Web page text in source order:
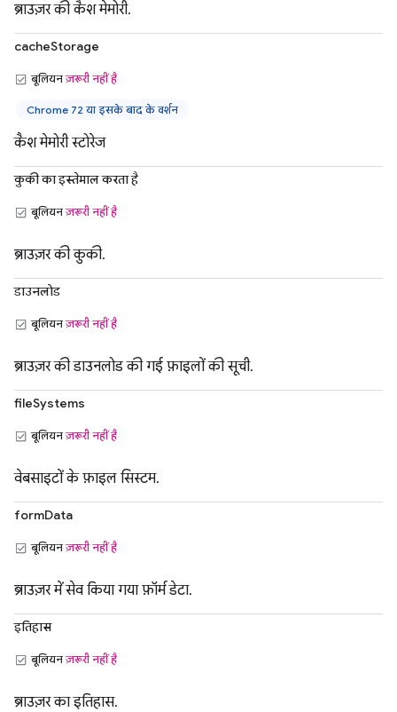
ब्राउज़र की कैश मेमोरी.
cacheStorage
बूलियनज़रूरी नहीं है
Chrome 72 या इसके बाद के वर्शन
कैश मेमोरी स्टोरेज
कुकी का इस्तेमाल करता है
बूलियनज़रूरी नहीं है
ब्राउज़र की कुकी.
डाउनलोड
बूलियनज़रूरी नहीं है
ब्राउज़र की डाउनलोड की गई फ़ाइलों की सूची.
fileSystems
बूलियनज़रूरी नहीं है
वेबसाइटों के फ़ाइल सिस्टम.
formData
बूलियनज़रूरी नहीं है
ब्राउज़र में सेव किया गया फ़ॉर्म डेटा.
इतिहास
बूलियनज़रूरी नहीं है
ब्राउज़र का इतिहास.